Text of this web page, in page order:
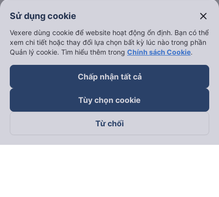
Theo dõi chúng tôi trên
Sử dụng cookie close
Vexere dùng cookie để website hoạt động ổn định. Bạn có thể
xem chi tiết hoặc thay đổi lựa chọn bất kỳ lúc nào trong phần
Quản lý cookie. Tìm hiểu thêm trong Chính sách Cookie.
Chấp nhận tất cả
Tùy chọn cookie
Từ chối